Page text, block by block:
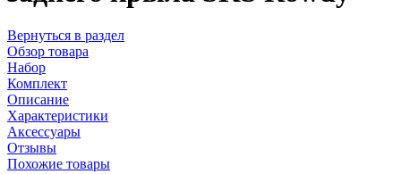
Вернуться в раздел
Обзор товара
Набор
Комплект
Описание
Характеристики
Аксессуары
Отзывы
Похожие товары